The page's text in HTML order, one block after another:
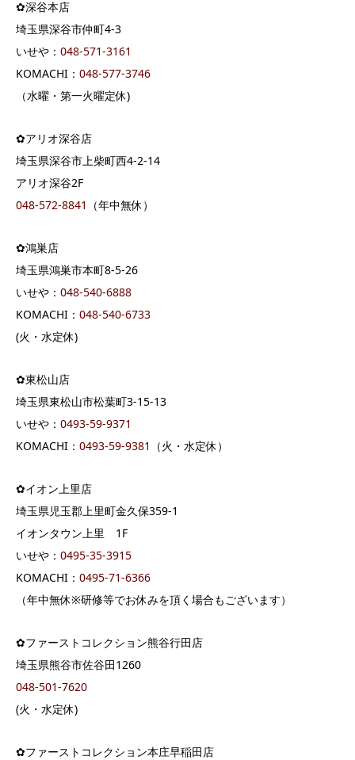
✿深谷本店
埼玉県深谷市仲町4-3
いせや： 048-571-3161
KOMACHI： 048-577-3746
（水曜・第一火曜定休)
✿アリオ深谷店
埼玉県深谷市上柴町西4-2-14
アリオ深谷2F
048-572-8841
（年中無休）
✿鴻巣店
埼玉県鴻巣市本町8-5-26
いせや： 048-540-6888
KOMACHI： 048-540-6733
(火・水定休)
✿東松山店
埼玉県東松山市松葉町3-15-13
いせや： 0493-59-9371
KOMACHI： 0493-59-9381 （火・水定休）
✿イオン上里店
埼玉県児玉郡上里町金久保359-1
イオンタウン上里 1F
いせや： 0495-35-3915
KOMACHI： 0495-71-6366
（年中無休※研修等でお休みを頂く場合もございます）
✿ファーストコレクション熊谷行田店
埼玉県熊谷市佐谷田1260
048-501-7620
(火・水定休)
✿ファーストコレクション本庄早稲田店